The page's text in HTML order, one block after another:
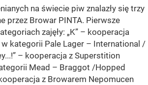
na świecie piw znalazły się trzy
przez Browar PINTA. Pierwsze
zajęły: „K” – kooperacja
kategorii Pale Lager – International /
– kooperacja z Superstition
Mead – Braggot /Hopped
z Browarem Nepomucen